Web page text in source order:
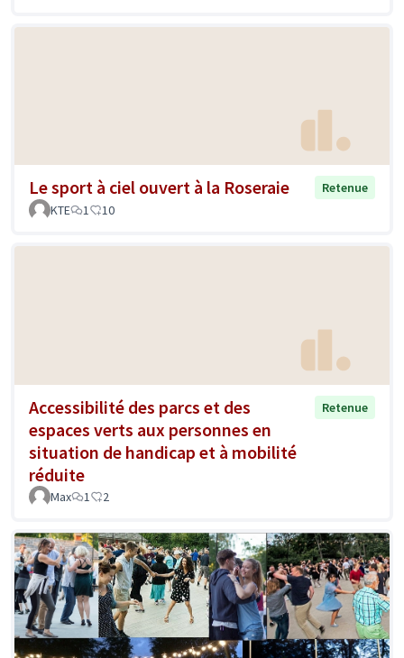
Le sport à ciel ouvert à la Roseraie
Retenue
KTE
1 10
Accessibilité des parcs et des
espaces verts aux personnes en
situation de handicap et à mobilité
réduite
Retenue
Max 1 2